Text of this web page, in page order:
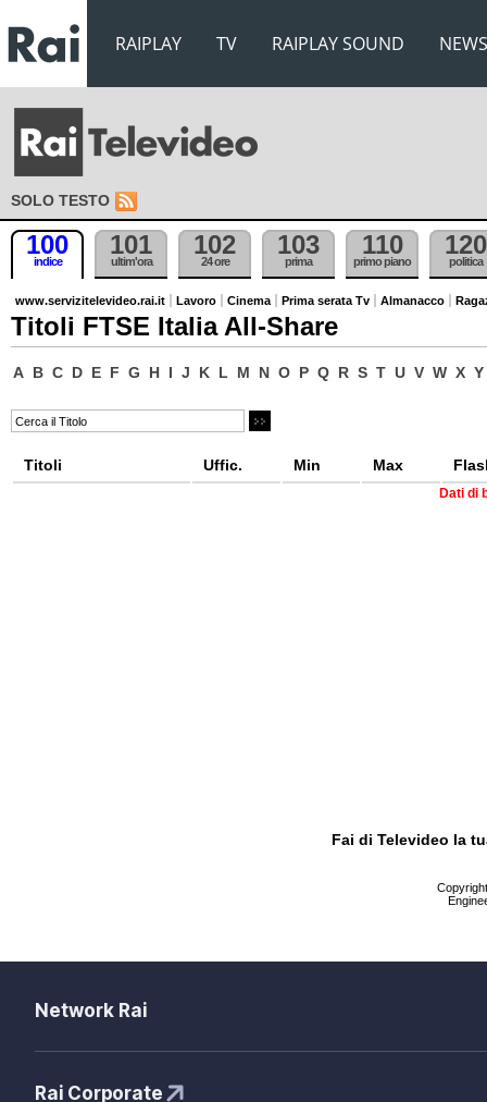
RAIPLAY TV RAIPLAY SOUND NEWS
SOLO TESTO
100
indice
101
ultim'ora
102
24 ore
103
prima
110
primo piano
120
politica
www.servizitelevideo.rai.it Lavoro Cinema Prima serata Tv Almanacco
Titoli FTSE Italia All-Share
A B C D E F G H I J K L M N O P Q R S T U V W X Y
Titoli Uffic. Min Max
Dati di
Fai di Televideo la